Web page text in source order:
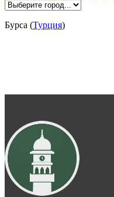
Бурса (Турция)